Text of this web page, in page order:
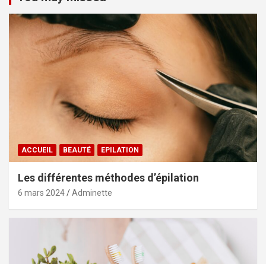
ACCUEIL BEAUTÉ EPILATION
Les différentes méthodes d’épilation
6 mars 2024 Adminette